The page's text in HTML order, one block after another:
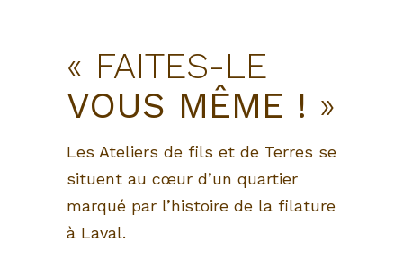
« FAITES-LE
VOUS MÊME ! »
Les Ateliers de fils et de Terres se
situent au cœur d’un quartier
marqué par l’histoire de la filature
à Laval.